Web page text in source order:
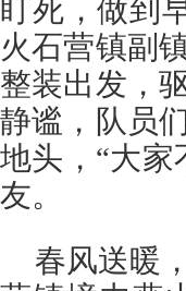
盯死，做到
火石营镇副
整装出发，
静谧，队员
地头，“大家
友。
春风送暖